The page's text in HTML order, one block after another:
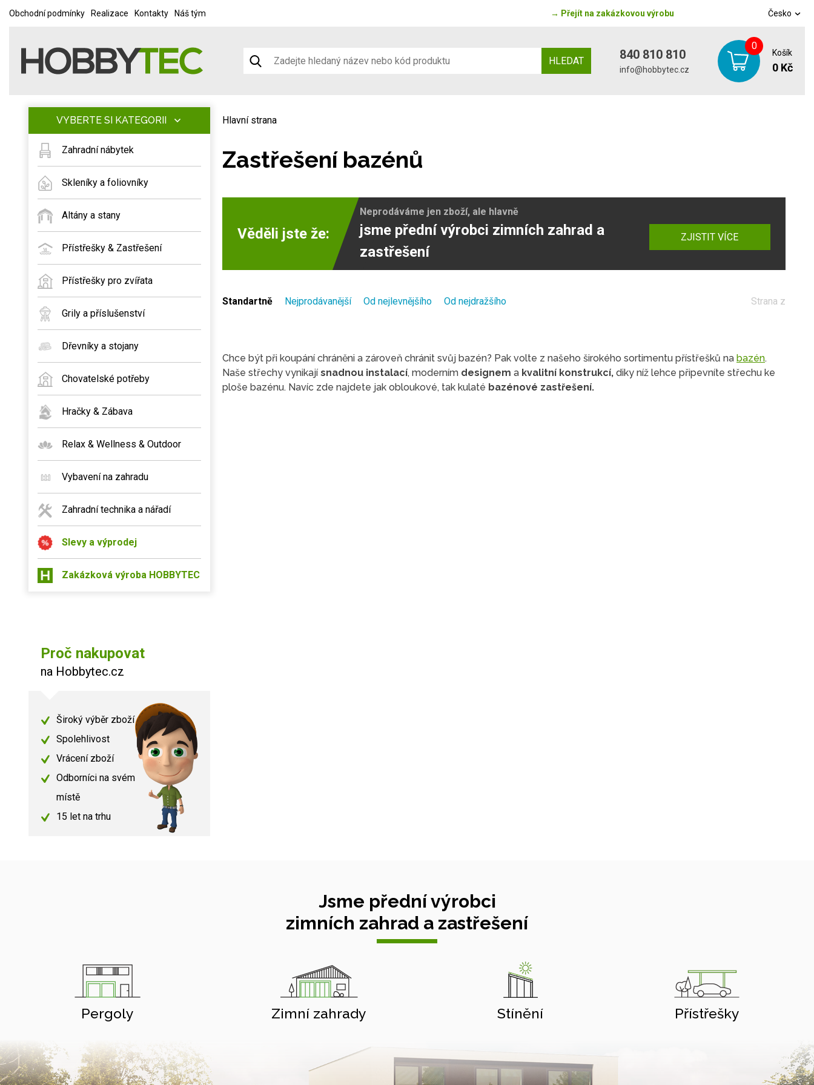
Obchodní podmínky Realizace Kontakty Náš tým → Přejít na zakázkovou výrobu Česko
HLEDAT 840 810 810
info@hobbytec.cz
0
Košík
0 Kč
VYBERTE SI KATEGORII
Zahradní nábytek
Skleníky a foliovníky
Altány a stany
Přístřešky & Zastřešení
Přístřešky pro zvířata
Grily a příslušenství
Dřevníky a stojany
Chovatelské potřeby
Hračky & Zábava
Relax & Wellness & Outdoor
Vybavení na zahradu
Zahradní technika a nářadí
Slevy a výprodej
Zakázková výroba HOBBYTEC
Proč nakupovat
na Hobbytec.cz
Široký výběr zboží
Spolehlivost
Vrácení zboží
Odborníci na svém
místě
15 let na trhu
Hlavní strana
Zastřešení bazénů
Věděli jste že:
Neprodáváme jen zboží, ale hlavně
jsme přední výrobci zimních zahrad a
zastřešení
ZJISTIT VÍCE
Standartně Nejprodávanější Od nejlevnějšího Od nejdražšího Strana z
Chce být při koupání chráněni a zároveň chránit svůj bazén? Pak volte z našeho širokého sortimentu přístřešků na bazén.
Naše střechy vynikají snadnou instalací, moderním designem a kvalitní konstrukcí, diky níž lehce připevníte střechu ke
ploše bazénu. Navíc zde najdete jak obloukové, tak kulaté bazénové zastřešení.
Jsme přední výrobci
zimních zahrad a zastřešení
Pergoly Zimní zahrady Stínění Přístřešky